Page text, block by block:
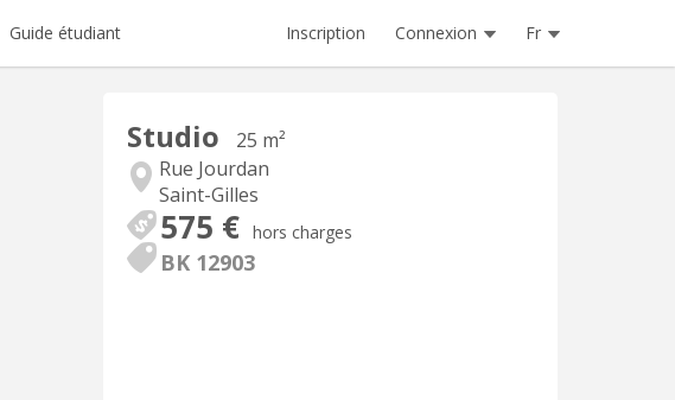
Guide étudiant Inscription Connexion Fr
Studio
25 m²
Rue Jourdan
Saint-Gilles
575 € hors charges
BK 12903